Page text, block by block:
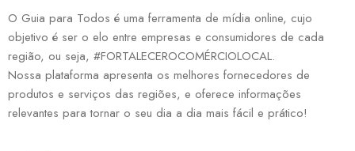
O Guia para Todos é uma ferramenta de mídia online, cujo
objetivo é ser o elo entre empresas e consumidores de cada
região, ou seja, #FORTALECEROCOMÉRCIOLOCAL.
Nossa plataforma apresenta os melhores fornecedores de
produtos e serviços das regiões, e oferece informações
relevantes para tornar o seu dia a dia mais fácil e prático!